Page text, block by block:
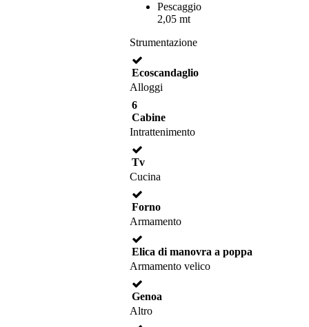
Pescaggio
2,05 mt
Strumentazione
Ecoscandaglio
Alloggi
6
Cabine
Intrattenimento
Tv
Cucina
Forno
Armamento
Elica di manovra a poppa
Armamento velico
Genoa
Altro